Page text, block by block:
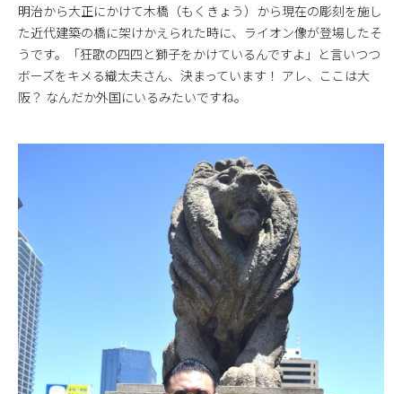
明治から大正にかけて木橋（もくきょう）から現在の彫刻を施し
た近代建築の橋に架けかえられた時に、ライオン像が登場したそ
うです。「狂歌の四四と獅子をかけているんですよ」と言いつつ
ボーズをキメる織太夫さん、決まっています！ アレ、ここは大
阪？ なんだか外国にいるみたいですね。